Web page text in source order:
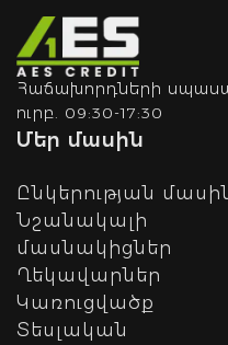
Մեր մասին
Ընկերության
Նշանակալի
մասնակիցներ
Ղեկավարներ
Կառուցվածք
Տեսլական
Հաճախորդների
ուրբ. 09:30-17:30